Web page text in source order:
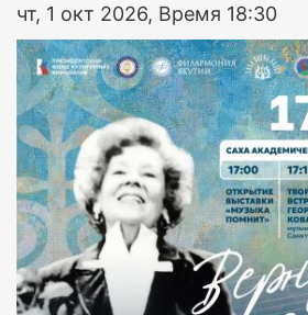
чт, 1 окт 2026, Время 18:30